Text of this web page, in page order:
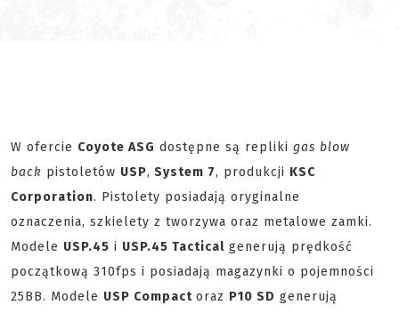
W ofercie Coyote ASG dostępne są repliki gas blow
back pistoletów USP, System 7, produkcji KSC
Corporation. Pistolety posiadają oryginalne
oznaczenia, szkielety z tworzywa oraz metalowe zamki.
Modele USP.45 i USP.45 Tactical generują prędkość
początkową 310fps i posiadają magazynki o pojemności
25BB. Modele USP Compact oraz P10 SD generują